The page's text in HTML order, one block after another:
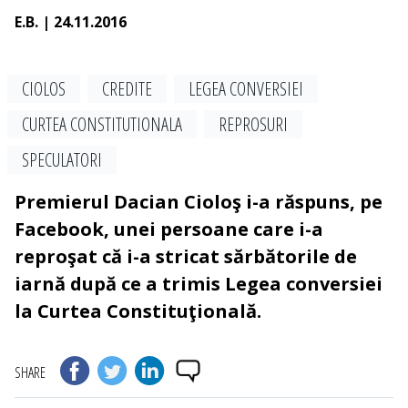
E.B. | 24.11.2016
CIOLOS CREDITE
LEGEA CONVERSIEI
CURTEA CONSTITUTIONALA
REPROSURI
SPECULATORI
Premierul Dacian Cioloş i-a răspuns, pe
Facebook, unei persoane care i-a
reproşat că i-a stricat sărbătorile de
iarnă după ce a trimis Legea conversiei
la Curtea Constituţională.
SHARE